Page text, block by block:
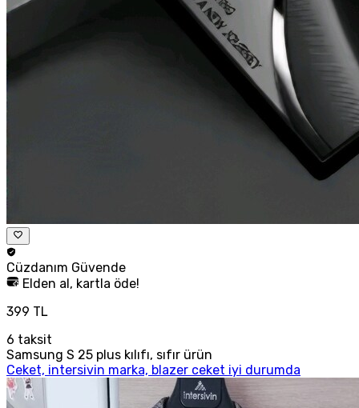
Cüzdanım Güvende
Elden al, kartla öde!
399 TL
6 taksit
Samsung S 25 plus kılıfı, sıfır ürün
Ceket, intersivin marka, blazer ceket iyi durumda